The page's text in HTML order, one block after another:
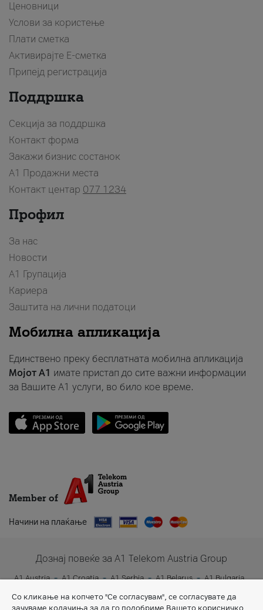
Ценовници
Услови за користење
Плати сметка
Активирајте Е-сметка
Припејд регистрација
Поддршка
Секција за поддршка
Контакт форма
Закажи бизнис состанок
A1 Продажни места
Контакт центар 077 1234
Профил
За нас
Новости
А1 Групација
Кариера
Заштита на лични податоци
Мобилна апликација
Единствено преку бесплатната мобилна апликација
Мојот A1 имате пристап до сите важни информации
за Вашите A1 услуги, во било кое време.
Member of
Начини на плаќање
Дознај повеќе за A1 Telekom Austria Group
A1 Austria A1 Croatia A1 Serbia A1 Belarus
A1 Bulgaria
Со кликање на копчето "Се согласувам", се согласувате да
зачуваме колачиња за да го подобриме Вашето корисничко